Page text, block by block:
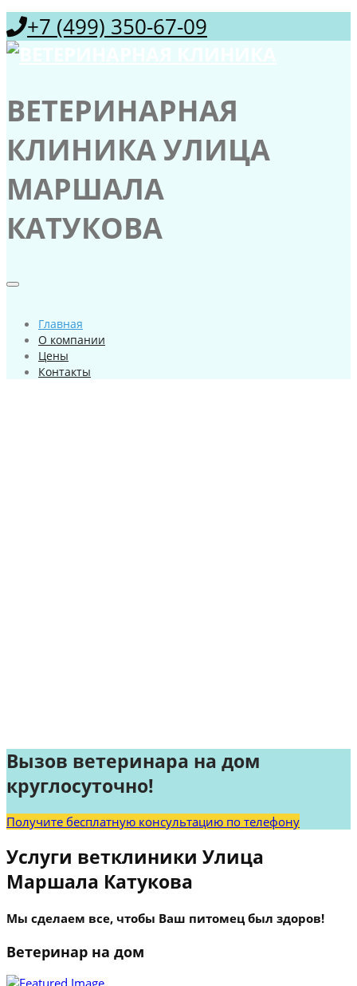
+7 (499) 350-67-09
ВЕТЕРИНАРНАЯ
КЛИНИКА УЛИЦА
МАРШАЛА
КАТУКОВА
Главная
О компании
Цены
Контакты
Вызов ветеринара на дом
круглосуточно!
Получите бесплатную консультацию по телефону
Услуги ветклиники Улица
Маршала Катукова
Мы сделаем все, чтобы Ваш питомец был здоров!
Ветеринар на дом